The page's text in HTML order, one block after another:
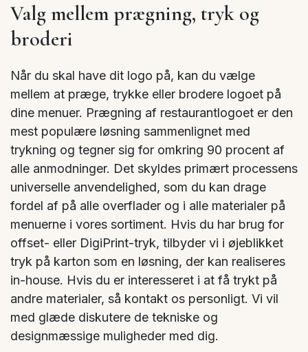
Valg mellem prægning, tryk og
broderi
Når du skal have dit logo på, kan du vælge
mellem at præge, trykke eller brodere logoet på
dine menuer. Prægning af restaurantlogoet er den
mest populære løsning sammenlignet med
trykning og tegner sig for omkring 90 procent af
alle anmodninger. Det skyldes primært processens
universelle anvendelighed, som du kan drage
fordel af på alle overflader og i alle materialer på
menuerne i vores sortiment. Hvis du har brug for
offset- eller DigiPrint-tryk, tilbyder vi i øjeblikket
tryk på karton som en løsning, der kan realiseres
in-house. Hvis du er interesseret i at få trykt på
andre materialer, så kontakt os personligt. Vi vil
med glæde diskutere de tekniske og
designmæssige muligheder med dig.